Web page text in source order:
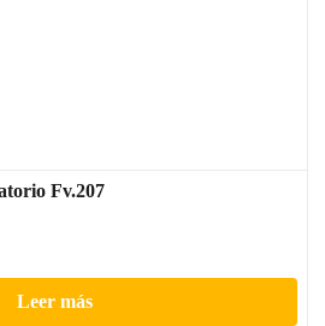
Fv.207
Leer más